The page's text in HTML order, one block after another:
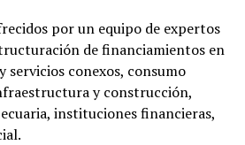
por un equipo de expertos
de financiamientos en
servicios conexos, consumo
y construcción,
instituciones financieras,